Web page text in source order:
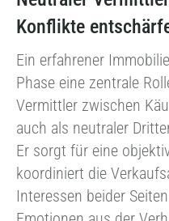
Konflikte
Ein erfahrener
Phase eine zentrale
Vermittler zwischen
auch als neutraler
Er sorgt für eine
koordiniert die
Interessen beider